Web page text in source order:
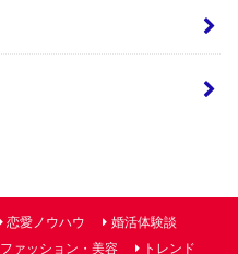
恋愛ノウハウ
婚活体験談
ファッション・美容 トレンド